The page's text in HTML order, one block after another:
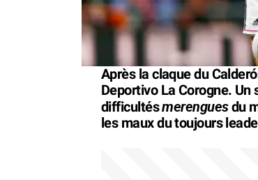
Après la claque du
Deportivo La Corogne.
difficultésmerenguesdu
les maux du toujours